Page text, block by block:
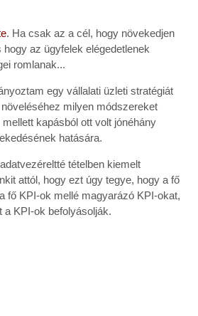
. Ha csak az a cél, hogy növekedjen
az ügyfelek elégedetlenek
romlanak...
egy vállalati üzleti stratégiát
milyen módszereket
kapásból ott volt jónéhány
hatására.
tételben kiemelt
attól, hogy ezt úgy tegye, hogy a fő
fő KPI-ok mellé magyarázó KPI-okat,
a KPI-ok befolyásolják.